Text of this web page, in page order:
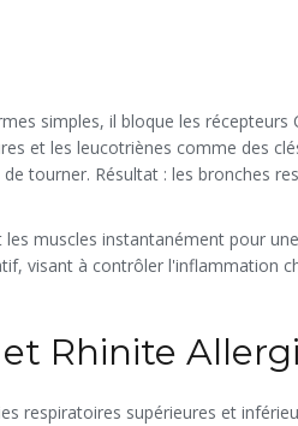
simples, il bloque les récepteurs
et les leucotriènes comme des
tourner. Résultat : les bronches
muscles instantanément pour
visant à contrôler l'inflammation
Rhinite
respiratoires supérieures et